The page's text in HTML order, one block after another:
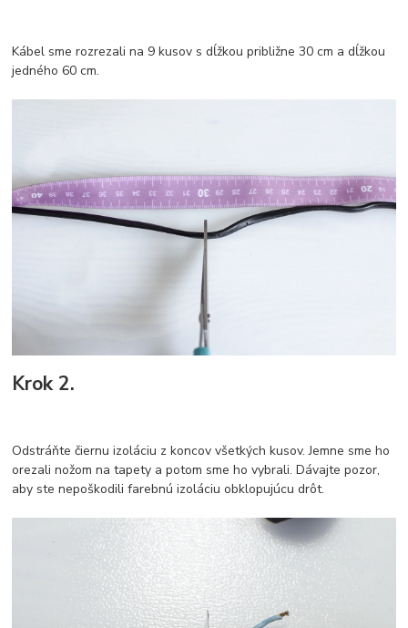
Kábel sme rozrezali na 9 kusov s dĺžkou približne 30 cm a dĺžkou
jedného 60 cm.
Krok 2.
Odstráňte čiernu izoláciu z koncov všetkých kusov. Jemne sme ho
orezali nožom na tapety a potom sme ho vybrali. Dávajte pozor,
aby ste nepoškodili farebnú izoláciu obklopujúcu drôt.